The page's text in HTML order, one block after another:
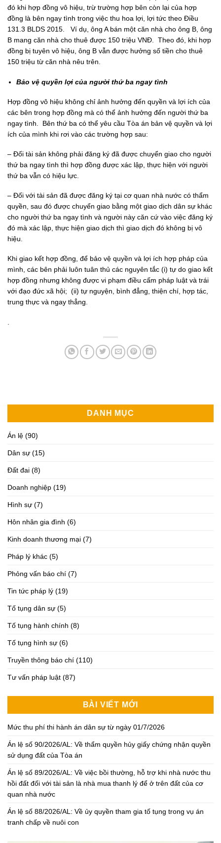
đó khi hợp đồng vô hiệu, trừ trường hợp bên còn lại của hợp
đồng là bên ngay tình trong việc thu hoa lợi, lợi tức theo Điều
131.3 BLDS 2015. Ví dụ, ông A bán một căn nhà cho ông B, ông
B mang căn nhà cho thuê được 150 triệu VNĐ. Theo đó, khi hợp
đồng bị tuyên vô hiệu, ông B vẫn được hưởng số tiền cho thuê
150 triệu từ căn nhà nêu trên.
Bảo vệ quyền lợi của người thứ ba ngay tình
Hợp đồng vô hiệu không chỉ ảnh hưởng đến quyền và lợi ích của
các bên trong hợp đồng mà có thể ảnh hưởng đến người thứ ba
ngay tình. Bên thứ ba có thể yêu cầu Tòa án bản vệ quyền và lợi
ích của mình khi rơi vào các trường hợp sau:
– Đối tài sản không phải đăng ký đã được chuyển giao cho người
thứ ba ngay tình thì hợp đồng được xác lập, thực hiện với người
thứ ba vẫn có hiệu lực.
– Đối với tài sản đã được đăng ký tại cơ quan nhà nước có thẩm
quyền, sau đó được chuyển giao bằng một giao dịch dân sự khác
cho người thứ ba ngay tình và người này căn cứ vào việc đăng ký
đó mà xác lập, thực hiện giao dịch thì giao dịch đó không bị vô
hiệu.
Khi giao kết hợp đồng, để bảo vệ quyền và lợi ích hợp pháp của
mình, các bên phải luôn tuân thủ các nguyên tắc (i) tự do giao kết
hợp đồng nhưng không được vi phạm điều cấm pháp luật và trái
với đạo đức xã hội; (ii) tự nguyện, bình đẳng, thiện chí, hợp tác,
trung thực và ngay thẳng.
DANH MỤC
Án lệ (90)
Dân sự (15)
Đất đai (8)
Doanh nghiệp (19)
Hình sự (7)
Hôn nhân gia đình (6)
Kinh doanh thương mại (7)
Pháp lý khác (5)
Phỏng vấn báo chí (7)
Tin tức pháp lý (19)
Tố tụng dân sự (5)
Tố tụng hành chính (8)
Tố tụng hình sự (6)
Truyền thông báo chí (110)
Tư vấn pháp luật (87)
BÀI VIẾT MỚI
Mức thu phí thi hành án dân sự từ ngày 01/7/2026
Án lệ số 90/2026/AL: Về thẩm quyền hủy giấy chứng nhận quyền
sử dụng đất của Tòa án
Án lệ số 89/2026/AL: Về việc bồi thường, hỗ trợ khi nhà nước thu
hồi đất đối với tài sản là nhà mua thanh lý để ở trên đất của cơ
quan nhà nước
Án lệ số 88/2026/AL: Về ủy quyền tham gia tố tụng trong vụ án
tranh chấp về nuôi con